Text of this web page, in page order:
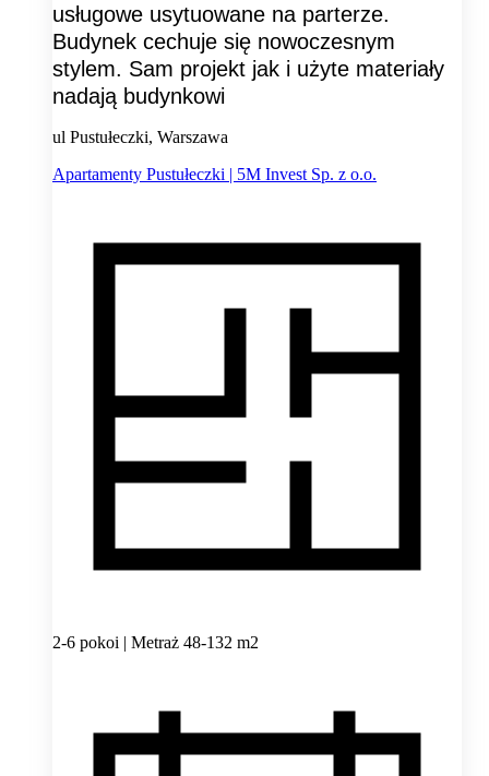
usługowe usytuowane na parterze.
Budynek cechuje się nowoczesnym
stylem. Sam projekt jak i użyte materiały
nadają budynkowi
ul Pustułeczki, Warszawa
Apartamenty Pustułeczki | 5M Invest Sp. z o.o.
2-6 pokoi | Metraż 48-132 m2